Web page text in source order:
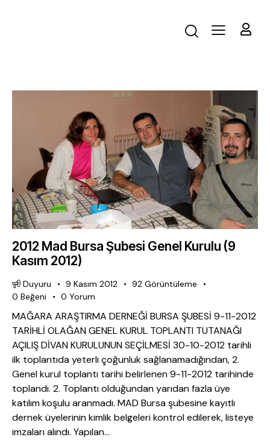
2012 Mad Bursa Şubesi Genel Kurulu (9
Kasım 2012)
Duyuru 9 Kasım 2012 92 Görüntüleme
0 Beğeni 0 Yorum
MAĞARA ARAŞTIRMA DERNEĞİ BURSA ŞUBESİ 9-11-2012
TARİHLİ OLAĞAN GENEL KURUL TOPLANTI TUTANAĞI
AÇILIŞ DİVAN KURULUNUN SEÇİLMESİ 30-10-2012 tarihli
ilk toplantıda yeterli çoğunluk sağlanamadığından, 2.
Genel kurul toplantı tarihi belirlenen 9-11-2012 tarihinde
toplandı. 2. Toplantı olduğundan yarıdan fazla üye
katılım koşulu aranmadı. MAD Bursa şubesine kayıtlı
dernek üyelerinin kimlik belgeleri kontrol edilerek, listeye
imzaları alındı. Yapılan…